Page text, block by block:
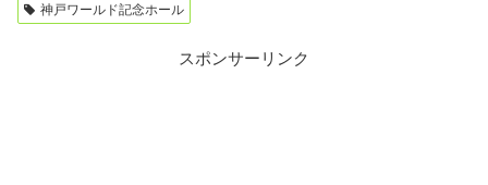
神戸ワールド記念ホール
スポンサーリンク